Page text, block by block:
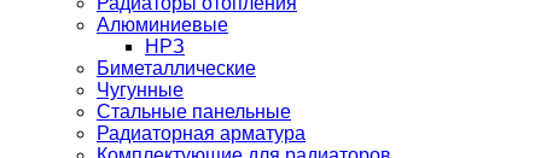
Алюминиевые
НРЗ
Биметаллические
Чугунные
Стальные панельные
Радиаторная арматура